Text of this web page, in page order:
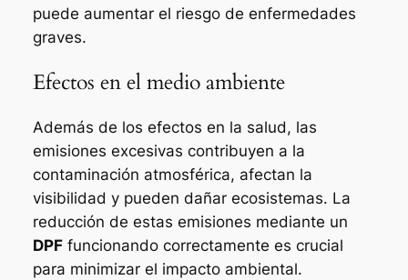
puede aumentar el riesgo de enfermedades
graves.
Efectos en el medio ambiente
Además de los efectos en la salud, las
emisiones excesivas contribuyen a la
contaminación atmosférica, afectan la
visibilidad y pueden dañar ecosistemas. La
reducción de estas emisiones mediante un
DPFfuncionando correctamente es crucial
para minimizar el impacto ambiental.